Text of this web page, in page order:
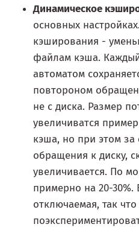
Динамическое
основных
кэширования -
файлам кэша.
автоматом
повтороном
не с диска. Размер
увеличиватся
кэша, но при этом за
обращения к диску,
увеличивается. По
примерно на 20-
отключаемая, так